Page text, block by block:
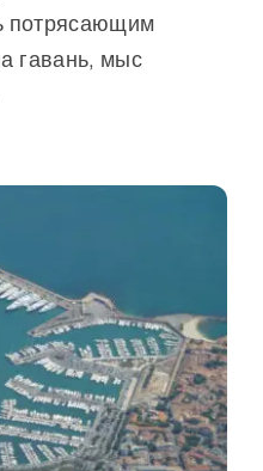
потрясающим
гавань, мыс